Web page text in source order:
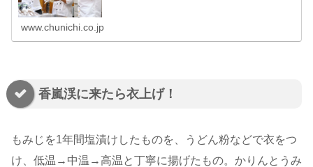
www.chunichi.co.jp
香嵐渓に来たら衣上げ！
もみじを1年間塩漬けしたものを、うどん粉などで衣をつ
け、低温→中温→高温と丁寧に揚げたもの。かりんとうみ